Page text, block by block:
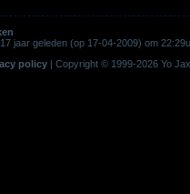
jaar geleden (op 17-04-2009) om
policy | Copyright © 1999-2026 Yo